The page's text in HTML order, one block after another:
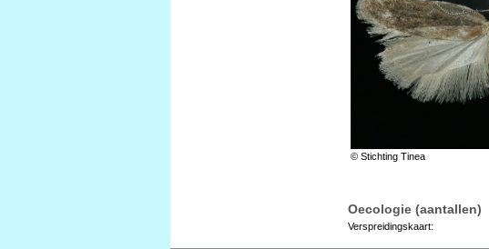
© Stichting Tinea
Oecologie (aantallen)
Verspreidingskaart: